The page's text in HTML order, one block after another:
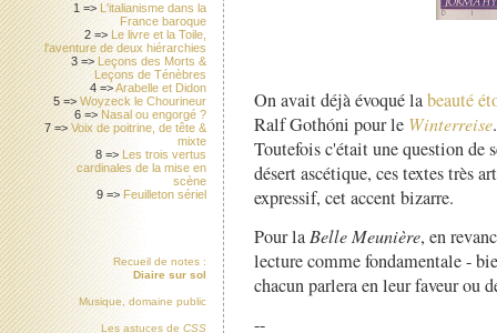
On avait déjà évoqué labeauté
Ralf Gothóni pour le Winterreise.
Toutefois c'était une question
désert ascétique, ces textes très
expressif, cet accent bizarre.
Pour la Belle Meunière, en
lecture comme fondamentale -
chacun parlera en leur faveur ou
--
1 => L'italianisme dans la
France baroque
2 => Le livre et la Toile,
l'aventure de deux hiérarchies
3 => Leçons des Morts &
Leçons de Ténèbres
4 =>Arabelle et Didon
5 =>Woyzeck le Chourineur
6 => Nasal ou engorgé ?
7 =>Voix de poitrine, de tête &
mixte
8 => Les trois vertus
cardinales de la mise en
scène
9 => Feuilleton sériel
Recueil de notes :
Diaire sur sol
Musique, domaine public
Les astuces de CSS